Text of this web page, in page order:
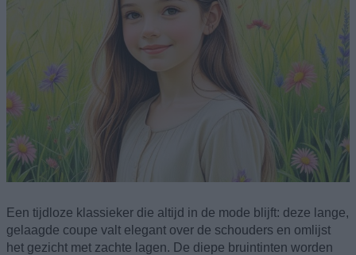
Een tijdloze klassieker die altijd in de mode blijft: deze lange,
gelaagde coupe valt elegant over de schouders en omlijst
het gezicht met zachte lagen. De diepe bruintinten worden